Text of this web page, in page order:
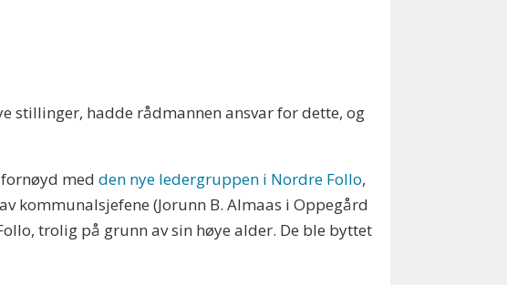
stillinger, hadde rådmannen ansvar for dette, og
fornøyd medden nye ledergruppen i Nordre Follo,
kommunalsjefene (Jorunn B. Almaas i Oppegård
trolig på grunn av sin høye alder. De ble byttet